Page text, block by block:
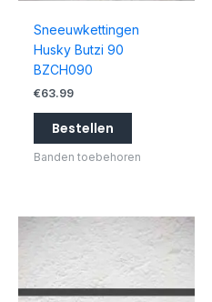
Sneeuwkettingen
Husky Butzi 90
BZCH090
€63.99
Bestellen
Banden toebehoren